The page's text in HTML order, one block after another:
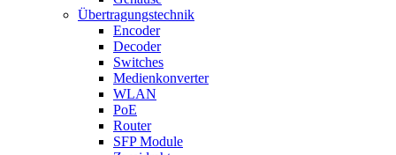
Übertragungstechnik
Encoder
Decoder
Switches
Medienkonverter
WLAN
PoE
Router
SFP Module